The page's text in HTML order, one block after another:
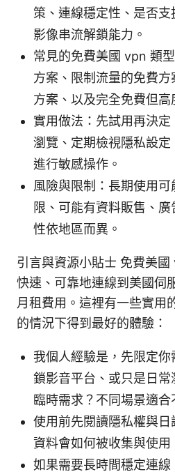
策、連線穩定性、是否
影像串流解鎖能力。
常見的免費美國 vpn 類
方案、限制流量的免費
方案、以及完全免費但高
實用做法：先試用再決
瀏覽、定期檢視隱私設
進行敏感操作。
風險與限制：長期使用
限、可能有資料販售、
性依地區而異。
引言與資源小貼士 免費美
快速、可靠地連線到美國伺
月租費用。這裡有一些實用
的情況下得到最好的體驗：
我個人經驗是，先限定
鎖影音平台、或只是日
臨時需求？不同場景適合
使用前先閱讀隱私權與
資料會如何被收集與使用
如果需要長時間穩定連